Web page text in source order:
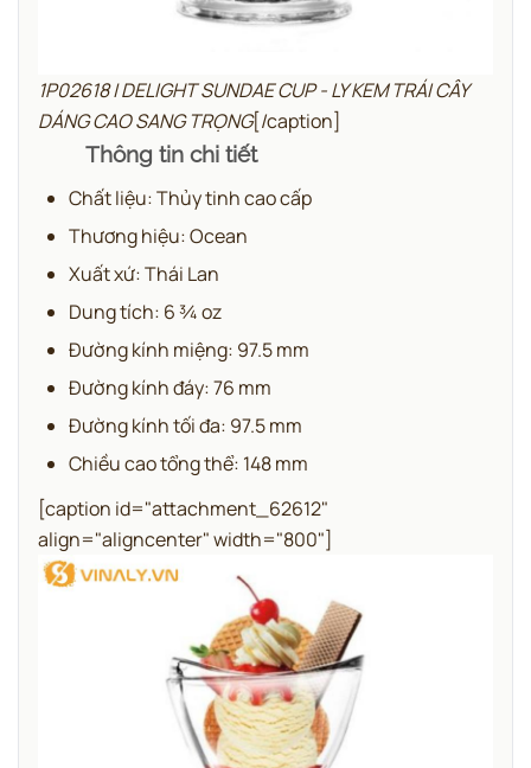
1P02618 | DELIGHT SUNDAE CUP - LY KEM TRÁI CÂY
DÁNG CAO SANG TRỌNG[/caption]
Thông tin chi tiết
Chất liệu: Thủy tinh cao cấp
Thương hiệu: Ocean
Xuất xứ: Thái Lan
Dung tích: 6 ¾ oz
Đường kính miệng: 97.5 mm
Đường kính đáy: 76 mm
Đường kính tối đa: 97.5 mm
Chiều cao tổng thể: 148 mm
[caption id="attachment_62612"
align="aligncenter" width="800"]